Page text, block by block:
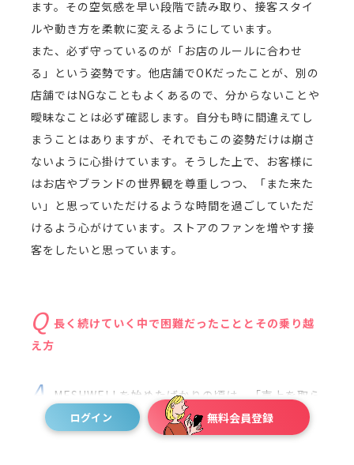
ログイン 無料会員登録
ます。その空気感を早い段階で読み取り、接客スタイ
ルや動き方を柔軟に変えるようにしています。
また、必ず守っているのが「お店のルールに合わせ
る」という姿勢です。他店舗でOKだったことが、別の
店舗ではNGなこともよくあるので、分からないことや
曖昧なことは必ず確認します。自分も時に間違えてし
まうことはありますが、それでもこの姿勢だけは崩さ
ないように心掛けています。そうした上で、お客様に
はお店やブランドの世界観を尊重しつつ、「また来た
い」と思っていただけるような時間を過ごしていただ
けるよう心がけています。ストアのファンを増やす接
客をしたいと思っています。
長く続けていく中で困難だったこととその乗り越
え方
MESHWELLを始めたばかりの頃は、「売上を取ら
なければいけない」というプレッシャーから、今思え
ば精神的に追い詰められていた時期もありました。緊